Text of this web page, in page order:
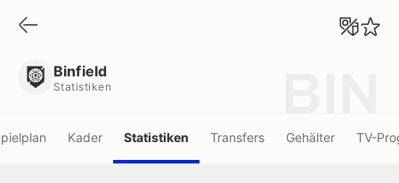
Binfield
Statistiken
Kader Statistiken Transfers Gehälter TV-